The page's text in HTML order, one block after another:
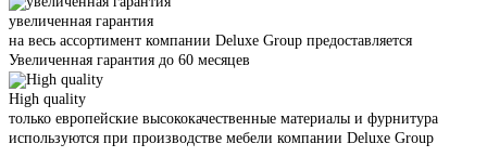
увеличенная гарантия
на весь ассортимент компании Deluxe Group предоставляется
Увеличенная гарантия до 60 месяцев
High quality
только европейские высококачественные материалы и фурнитура
используются при производстве мебели компании Deluxe Group